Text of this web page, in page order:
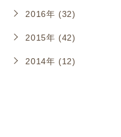
2016年 (32)
2015年 (42)
2014年 (12)